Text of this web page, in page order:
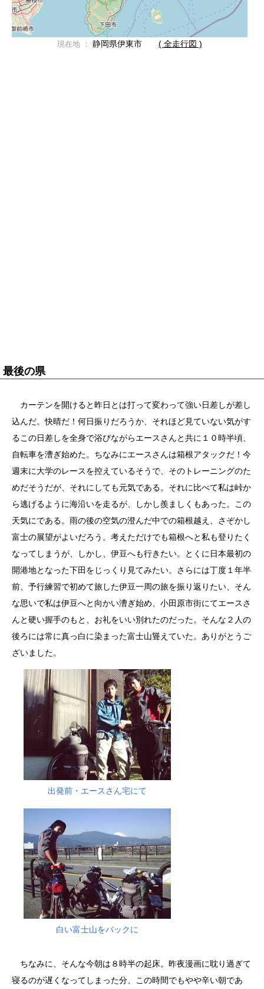
現在地 ： 静岡県伊東市 ( 全走行図 )
最後の県
カーテンを開けると昨日とは打って変わって強い日差しが差し
込んだ。快晴だ！何日振りだろうか、それほど見ていない気がす
るこの日差しを全身で浴びながらエースさんと共に１０時半頃、
自転車を漕ぎ始めた。ちなみにエースさんは箱根アタックだ！今
週末に大学のレースを控えているそうで、そのトレーニングのた
めだそうだが、それにしても元気である。それに比べて私は峠か
ら逃げるように海沿いを走るが、しかし羨ましくもあった。この
天気にである。雨の後の空気の澄んだ中での箱根越え、さぞかし
富士の展望がよいだろう。考えただけでも箱根へと私も登りたく
なってしまうが、しかし、伊豆へも行きたい。とくに日本最初の
開港地となった下田をじっくり見てみたい。さらには丁度１年半
前、予行練習で初めて旅した伊豆一周の旅を振り返りたい、そん
な思いで私は伊豆へと向かい漕ぎ始め、小田原市街にてエースさ
んと硬い握手のもと、お礼をいい別れたのだった。そんな２人の
後ろには常に真っ白に染まった富士山聳えていた。ありがとうご
ざいました。
出発前・エースさん宅にて
白い富士山をバックに
ちなみに、そんな今朝は８時半の起床。昨夜漫画に耽り過ぎて
寝るのが遅くなってしまった分、この時間でもやや辛い朝であ